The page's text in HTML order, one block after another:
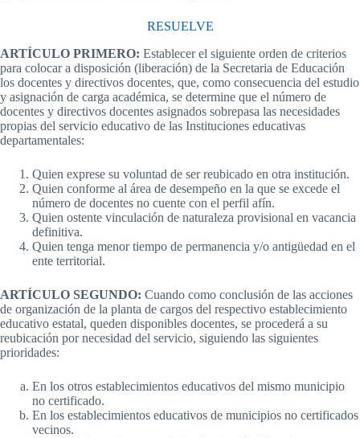
RESUELVE
ARTÍCULO PRIMERO: Establecer el siguiente orden de criterios
para colocar a disposición (liberación) de la Secretaria de Educación
los docentes y directivos docentes, que, como consecuencia del estudio
y asignación de carga académica, se determine que el número de
docentes y directivos docentes asignados sobrepasa las necesidades
propias del servicio educativo de las Instituciones educativas
departamentales:
Quien exprese su voluntad de ser reubicado en otra institución.
Quien conforme al área de desempeño en la que se excede el
número de docentes no cuente con el perfil afín.
Quien ostente vinculación de naturaleza provisional en vacancia
definitiva.
Quien tenga menor tiempo de permanencia y/o antigüedad en el
ente territorial.
ARTÍCULO SEGUNDO: Cuando como conclusión de las acciones
de organización de la planta de cargos del respectivo establecimiento
educativo estatal, queden disponibles docentes, se procederá a su
reubicación por necesidad del servicio, siguiendo las siguientes
prioridades:
En los otros establecimientos educativos del mismo municipio
no certificado.
En los establecimientos educativos de municipios no certificados
vecinos.